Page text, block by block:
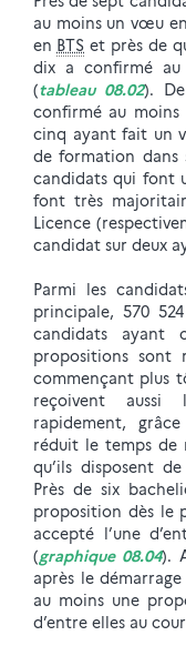
au moins un vœu
en BTS et près de
dix a confirmé
(tableau 08.02).
confirmé au
cinq ayant fait un
de formation
candidats qui font
font très
Licence
candidat sur deux
Parmi les
principale, 570
candidats ayant
propositions sont
commençant plus
reçoivent aussi
rapidement,
réduit le temps de
qu’ils disposent
Près de six
proposition dès le
accepté l’une d’entre
(graphique 08.04).
après le démarrage 86,8 % des candidats ont déjà reçu
au moins une
d’entre elles au